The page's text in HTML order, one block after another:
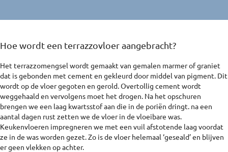
Hoe wordt een terrazzovloer aangebracht?
Het terrazzomengsel wordt gemaakt van gemalen marmer of graniet
dat is gebonden met cement en gekleurd door middel van pigment. Dit
wordt op de vloer gegoten en gerold. Overtollig cement wordt
weggehaald en vervolgens moet het drogen. Na het opschuren
brengen we een laag kwartsstof aan die in de poriën dringt. na een
aantal dagen rust zetten we de vloer in de vloeibare was.
Keukenvloeren impregneren we met een vuil afstotende laag voordat
ze in de was worden gezet. Zo is de vloer helemaal ‘geseald’ en blijven
er geen vlekken op achter.